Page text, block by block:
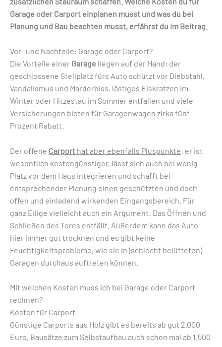
Garage oder Carport einplanen musst und was du bei
Planung und Bau beachten musst, erfährst du im Beitrag.
Vor- und Nachteile: Garage oder Carport?
Die Vorteile einer Garage liegen auf der Hand: der
geschlossene Stellplatz fürs Auto schützt vor Diebstahl,
Vandalismus und Marderbiss, lästiges Eiskratzen im
Winter oder Hitzestau im Sommer entfallen und viele
Versicherungen bieten für Garagenwagen zirka fünf
Prozent Rabatt.
Der offene Carport hat aber ebenfalls Pluspunkte: er ist
wesentlich kostengünstiger, lässt sich auch bei wenig
Platz vor dem Haus integrieren und schafft bei
entsprechender Planung einen geschützten und doch
offen und einladend wirkenden Eingangsbereich. Für
ganz Eilige vielleicht auch ein Argument: Das Öffnen und
Schließen des Tores entfällt. Außerdem kann das Auto
hier immer gut trocknen und es gibt keine
Feuchtigkeitsprobleme, wie sie in (schlecht belüfteten)
Garagen durchaus auftreten können.
Mit welchen Kosten muss ich bei Garage oder Carport
rechnen?
Kosten für Carport
Günstige Carports aus Holz gibt es bereits ab gut 2.000
Euro, Bausätze zum Selbstaufbau auch schon mal ab 1.500